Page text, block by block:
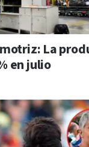
La
en julio